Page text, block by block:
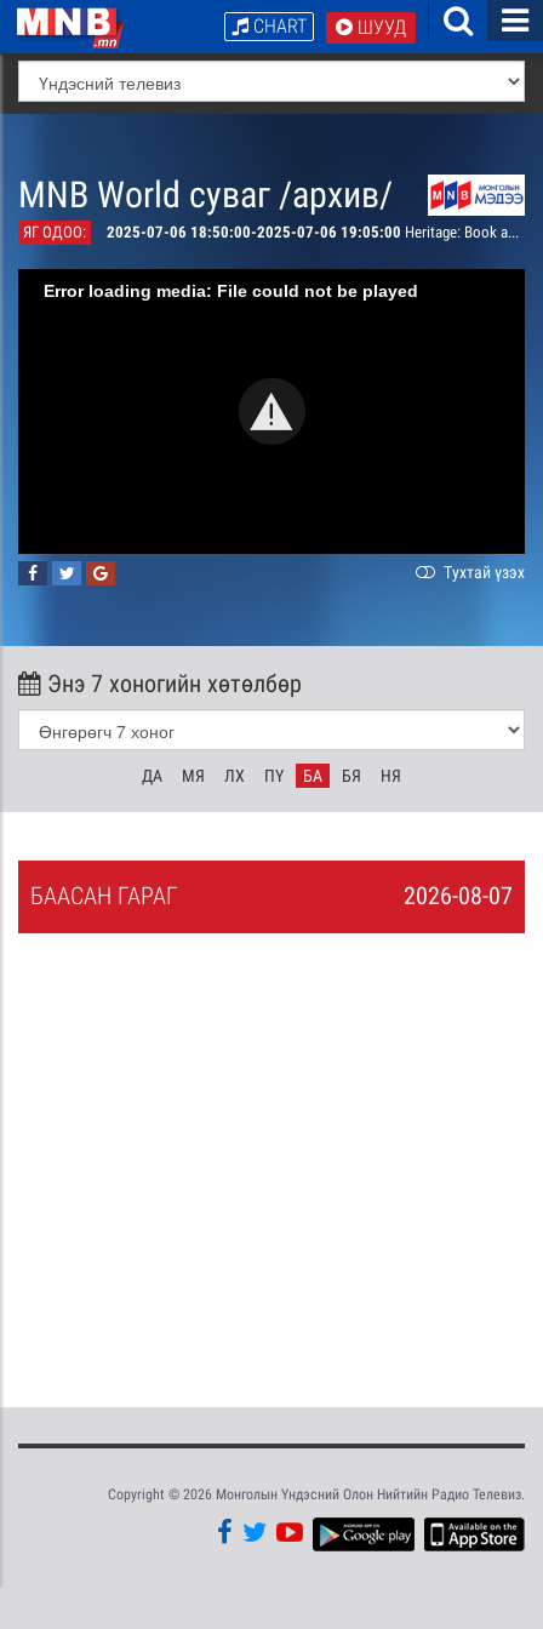
ШУУД
CHART
MNB World суваг /архив/
ЯГ ОДОО: 2025-07-06 18:50:00-2025-07-06 19:05:00 Heritage: Book and Culture Part 1
Error loading media: File could not be played
Тухтай үзэх
Энэ 7 хоногийн хөтөлбөр
ДА МЯ ЛХ ПҮ БА БЯ НЯ
2026-08-07
БААСАН ГАРАГ
Copyright © 2026 Монголын Үндэсний Олон Нийтийн Радио Телевиз.